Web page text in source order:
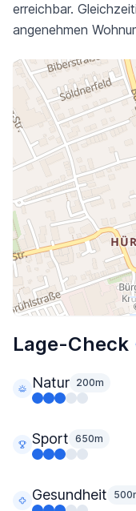
erreichbar.
angenehmen
Lage-Check
Natur 200m
Sport 650m
Gesundheit